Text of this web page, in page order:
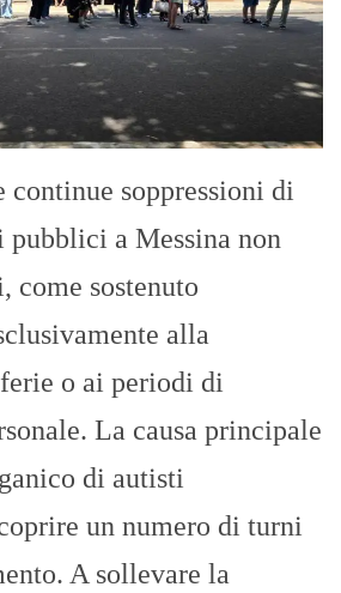
soppressioni di
pubblici a Messina non
come sostenuto
alla
o ai periodi di
La causa principale
di autisti
un numero di turni
A sollevare la